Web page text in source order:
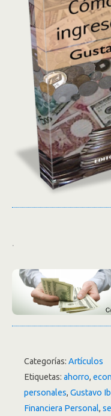
.
Categorías: Artículos
Etiquetas: ahorro,
personales, Gustavo
Financiera Personal,